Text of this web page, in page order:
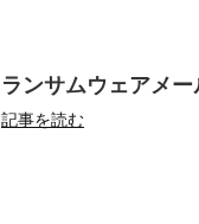
ランサムウェアメ
記事を読む